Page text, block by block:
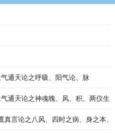
通天论之呼吸、阳气论、脉
通天论之神魂魄、风、积、两仪生
真言论之八风、四时之病、身之本、